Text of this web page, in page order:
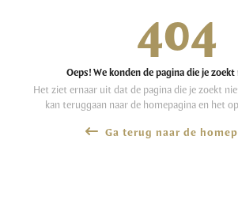
404
Oeps! We konden de pagina die je
Het ziet ernaar uit dat de pagina die je zoekt
kan teruggaan naar de homepagina en het
Ga terug naar de